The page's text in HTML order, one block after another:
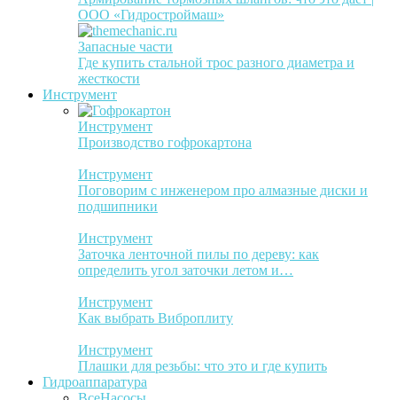
ООО «Гидростроймаш»
Запасные части
Где купить стальной трос разного диаметра и
жесткости
Инструмент
Инструмент
Производство гофрокартона
Инструмент
Поговорим с инженером про алмазные диски и
подшипники
Инструмент
Заточка ленточной пилы по дереву: как
определить угол заточки летом и…
Инструмент
Как выбрать Виброплиту
Инструмент
Плашки для резьбы: что это и где купить
Гидроаппаратура